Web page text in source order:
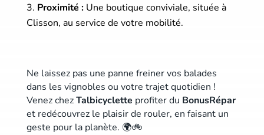
Proximité :Une boutique conviviale, située à
Clisson, au service de votre mobilité.
Ne laissez pas une panne freiner vos balades
dans les vignobles ou votre trajet quotidien !
Venez chezTalbicyclette profiter du BonusRépar
et redécouvrez le plaisir de rouler, en faisant un
geste pour la planète. 🌍🚲